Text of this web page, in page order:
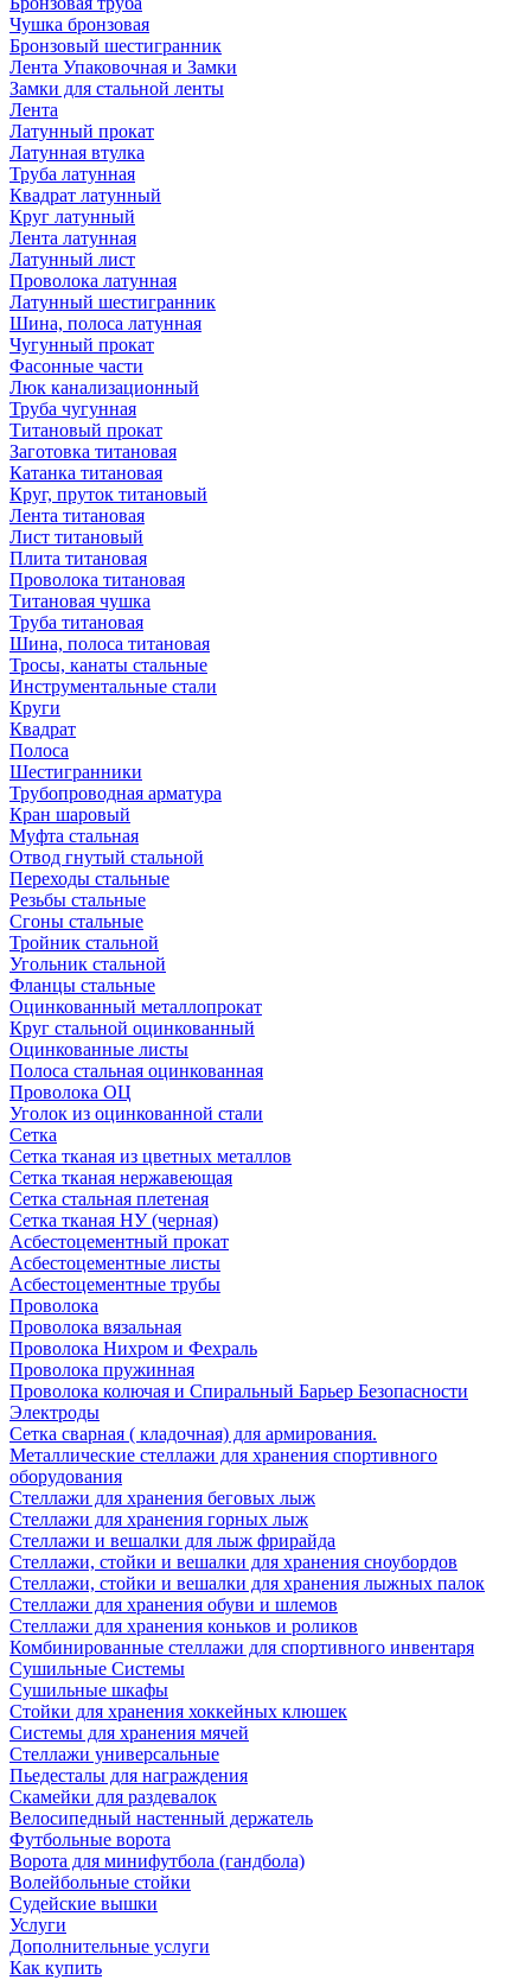
Чушка бронзовая
Бронзовый шестигранник
Лента Упаковочная и Замки
Замки для стальной ленты
Лента
Латунный прокат
Латунная втулка
Труба латунная
Квадрат латунный
Круг латунный
Лента латунная
Латунный лист
Проволока латунная
Латунный шестигранник
Шина, полоса латунная
Чугунный прокат
Фасонные части
Люк канализационный
Труба чугунная
Титановый прокат
Заготовка титановая
Катанка титановая
Круг, пруток титановый
Лента титановая
Лист титановый
Плита титановая
Проволока титановая
Титановая чушка
Труба титановая
Шина, полоса титановая
Тросы, канаты стальные
Инструментальные стали
Круги
Квадрат
Полоса
Шестигранники
Трубопроводная арматура
Кран шаровый
Муфта стальная
Отвод гнутый стальной
Переходы стальные
Резьбы стальные
Сгоны стальные
Тройник стальной
Угольник стальной
Фланцы стальные
Оцинкованный металлопрокат
Круг стальной оцинкованный
Оцинкованные листы
Полоса стальная оцинкованная
Проволока ОЦ
Уголок из оцинкованной стали
Сетка
Сетка тканая из цветных металлов
Сетка тканая нержавеющая
Сетка стальная плетеная
Сетка тканая НУ (черная)
Асбестоцементный прокат
Асбестоцементные листы
Асбестоцементные трубы
Проволока
Проволока вязальная
Проволока Нихром и Фехраль
Проволока пружинная
Проволока колючая и Спиральный Барьер Безопасности
Электроды
Сетка сварная ( кладочная) для армирования.
Металлические стеллажи для хранения спортивного
оборудования
Стеллажи для хранения беговых лыж
Стеллажи для хранения горных лыж
Стеллажи и вешалки для лыж фрирайда
Стеллажи, стойки и вешалки для хранения сноубордов
Стеллажи, стойки и вешалки для хранения лыжных палок
Стеллажи для хранения обуви и шлемов
Стеллажи для хранения коньков и роликов
Комбинированные стеллажи для спортивного инвентаря
Сушильные Системы
Сушильные шкафы
Стойки для хранения хоккейных клюшек
Системы для хранения мячей
Стеллажи универсальные
Пьедесталы для награждения
Скамейки для раздевалок
Велосипедный настенный держатель
Футбольные ворота
Ворота для минифутбола (гандбола)
Волейбольные стойки
Судейские вышки
Услуги
Дополнительные услуги
Как купить